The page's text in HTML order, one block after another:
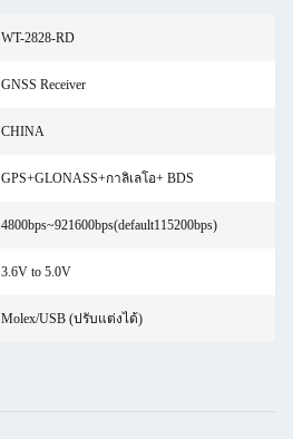
WT-2828-RD
GNSS Receiver
CHINA
GPS+GLONASS+กาลิเลโอ+ BDS
4800bps~921600bps(default115200bps)
3.6V to 5.0V
Molex/USB (ปรับแต่งได้)